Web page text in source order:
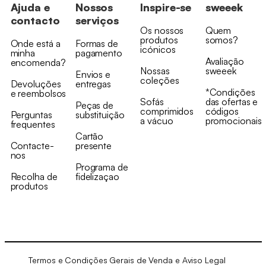
Ajuda e
contacto
Onde está a
minha
encomenda?
Devoluções
e reembolsos
Perguntas
frequentes
Contacte-
nos
Recolha de
produtos
Nossos
serviços
Formas de
pagamento
Envios e
entregas
Peças de
substituição
Cartão
presente
Programa de
fidelizaçao
Inspire-se
Os nossos
produtos
icónicos
Nossas
coleções
Sofás
comprimidos
a vácuo
sweeek
Quem
somos?
Avaliação
sweeek
*Condições
das ofertas e
códigos
promocionais
Termos e Condições Gerais de Venda e Aviso Legal